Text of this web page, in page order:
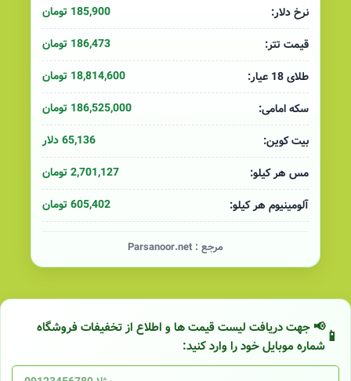
نرخ دلار:
185,900 تومان
قیمت تتر:
186,473 تومان
طلای 18 عیار:
18,814,600 تومان
سکه امامی:
186,525,000 تومان
بیت کوین:
65,136 دلار
مس هر کیلو:
2,701,127 تومان
آلومینیوم هر کیلو:
605,402 تومان
مرجع : Parsanoor.net
📢 جهت دریافت لیست قیمت ها و اطلاع از تخفیفات فروشگاه
شماره موبایل خود را وارد کنید: